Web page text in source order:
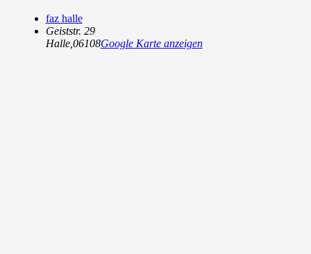
faz halle
Geiststr. 29
Halle, 06108Google Karte anzeigen